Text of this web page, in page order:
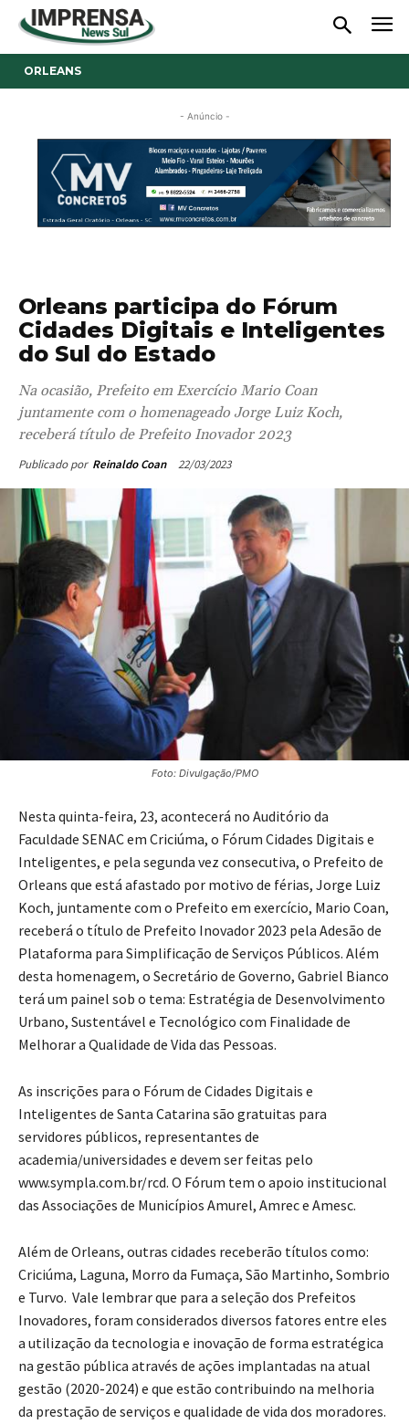
ORLEANS
- Anúncio -
Orleans participa do Fórum
Cidades Digitais e Inteligentes
do Sul do Estado
Na ocasião, Prefeito em Exercício Mario Coan
juntamente com o homenageado Jorge Luiz Koch,
receberá título de Prefeito Inovador 2023
Publicado por Reinaldo Coan 22/03/2023
Foto: Divulgação/PMO
Nesta quinta-feira, 23, acontecerá no Auditório da
Faculdade SENAC em Criciúma, o Fórum Cidades Digitais e
Inteligentes, e pela segunda vez consecutiva, o Prefeito de
Orleans que está afastado por motivo de férias, Jorge Luiz
Koch, juntamente com o Prefeito em exercício, Mario Coan,
receberá o título de Prefeito Inovador 2023 pela Adesão de
Plataforma para Simplificação de Serviços Públicos. Além
desta homenagem, o Secretário de Governo, Gabriel Bianco
terá um painel sob o tema: Estratégia de Desenvolvimento
Urbano, Sustentável e Tecnológico com Finalidade de
Melhorar a Qualidade de Vida das Pessoas.
As inscrições para o Fórum de Cidades Digitais e
Inteligentes de Santa Catarina são gratuitas para
servidores públicos, representantes de
academia/universidades e devem ser feitas pelo
www.sympla.com.br/rcd. O Fórum tem o apoio institucional
das Associações de Municípios Amurel, Amrec e Amesc.
Além de Orleans, outras cidades receberão títulos como:
Criciúma, Laguna, Morro da Fumaça, São Martinho, Sombrio
e Turvo. Vale lembrar que para a seleção dos Prefeitos
Inovadores, foram considerados diversos fatores entre eles
a utilização da tecnologia e inovação de forma estratégica
na gestão pública através de ações implantadas na atual
gestão (2020-2024) e que estão contribuindo na melhoria
da prestação de serviços e qualidade de vida dos moradores.